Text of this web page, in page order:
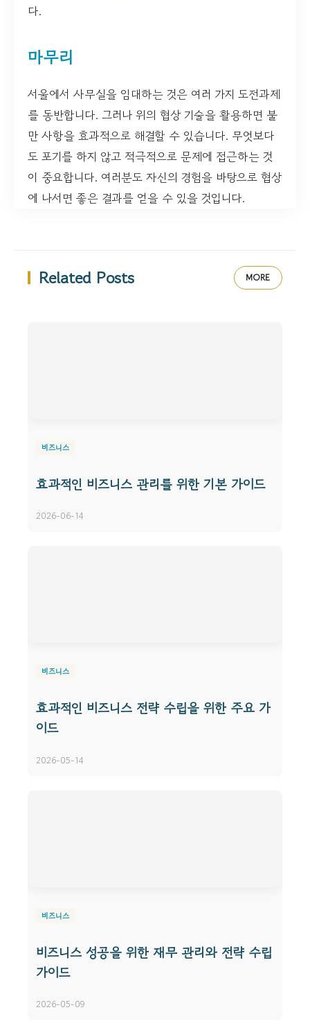
다.
마무리
서울에서 사무실을 임대하는 것은 여러 가지 도전과제
를 동반합니다. 그러나 위의 협상 기술을 활용하면 불
만 사항을 효과적으로 해결할 수 있습니다. 무엇보다
도 포기를 하지 않고 적극적으로 문제에 접근하는 것
이 중요합니다. 여러분도 자신의 경험을 바탕으로 협상
에 나서면 좋은 결과를 얻을 수 있을 것입니다.
Related Posts MORE
비즈니스
효과적인 비즈니스 관리를 위한 기본 가이드
2026-06-14
비즈니스
효과적인 비즈니스 전략 수립을 위한 주요 가
이드
2026-05-14
비즈니스
비즈니스 성공을 위한 재무 관리와 전략 수립
가이드
2026-05-09